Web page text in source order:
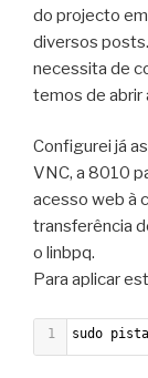
do projecto
diversos
necessita de
temos de abrir
Configurei já
VNC, a 8010
acesso web à
transferência
o linbpq.
Para aplicar
1 sudo